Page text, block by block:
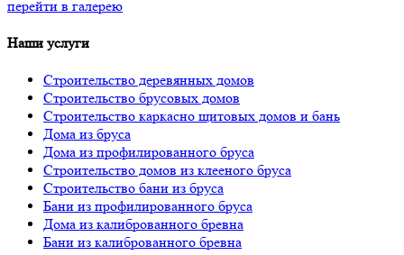
перейти в галерею
Наши услуги
Строительство деревянных домов
Строительство брусовых домов
Строительство каркасно щитовых домов и бань
Дома из бруса
Дома из профилированного бруса
Строительство домов из клееного бруса
Строительство бани из бруса
Бани из профилированного бруса
Дома из калиброванного бревна
Бани из калиброванного бревна